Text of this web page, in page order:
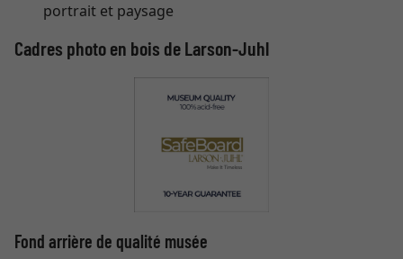
portrait et paysage
Cadres photo en bois de Larson-Juhl
Fond arrière de qualité musée